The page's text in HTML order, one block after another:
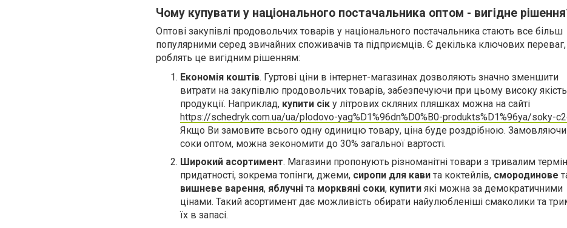
Чому купувати у національного постачальника оптом - вигідне
Оптові закупівлі продовольчих товарів у національного постачальника стають все більш
популярними серед звичайних споживачів та підприємців. Є декілька ключових переваг,
роблять це вигідним рішенням:
Економія коштів. Гуртові ціни в інтернет-магазинах дозволяють значно зменшити
витрати на закупівлю продовольчих товарів, забезпечуючи при цьому високу якість
продукції. Наприклад, купити сік у літрових скляних пляшках можна на сайті
https://schedryk.com.ua/ua/plodovo-yag%D1%96dn%D0%B0-produkts%D1%96ya/soky-
Якщо Ви замовите всього одну одиницю товару, ціна буде роздрібною.
соки оптом, можна зекономити до 30% загальної вартості.
Широкий асортимент. Магазини пропонують різноманітні товари з тривалим
придатності, зокрема топінги, джеми, сиропи для кави та коктейлів, смородинове
вишневе варення, яблучні та морквяні соки, купити які можна за демократичними
цінами. Такий асортимент дає можливість обирати найулюбленіші смаколики та
їх в запасі.